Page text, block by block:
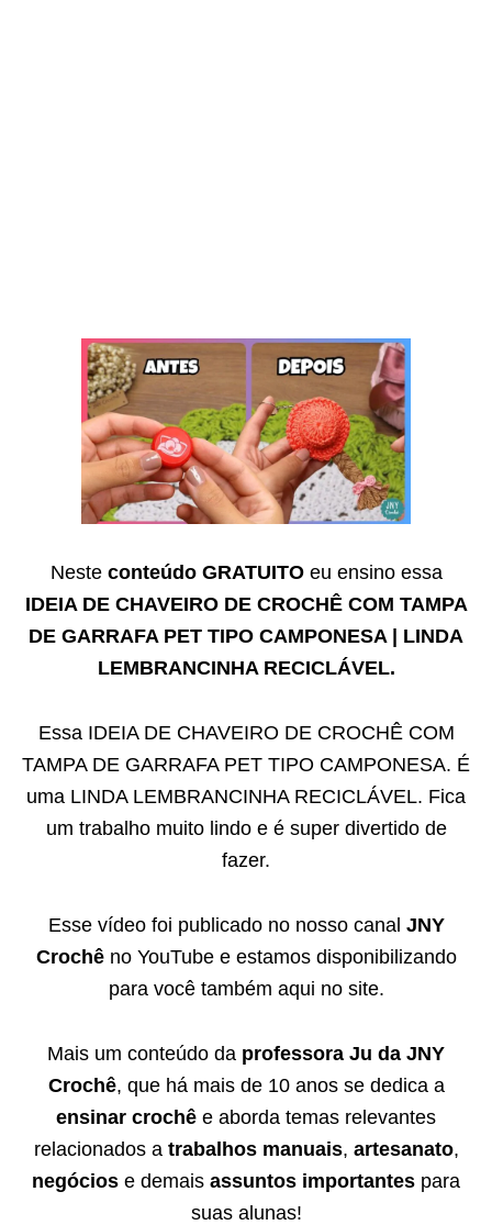
Neste conteúdo GRATUITOeu ensino essa
IDEIA DE CHAVEIRO DE CROCHÊ COM TAMPA
DE GARRAFA PET TIPO CAMPONESA | LINDA
LEMBRANCINHA RECICLÁVEL.
Essa IDEIA DE CHAVEIRO DE CROCHÊ COM
TAMPA DE GARRAFA PET TIPO CAMPONESA. É
uma LINDA LEMBRANCINHA RECICLÁVEL. Fica
um trabalho muito lindo e é super divertido de
fazer.
Esse vídeo foi publicado no nosso canal JNY
Crochêno YouTube e estamos disponibilizando
para você também aqui no site.
Mais um conteúdo da professora Ju da JNY
Crochê, que há mais de 10 anos se dedica a
ensinar crochê e aborda temas relevantes
relacionados a trabalhos manuais, artesanato,
negócios e demais assuntos importantes para
suas alunas!